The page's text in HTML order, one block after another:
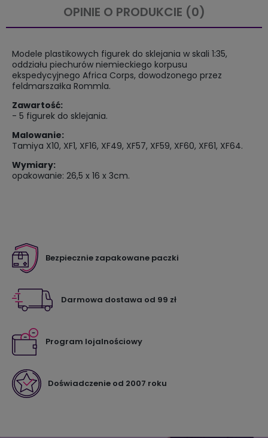
OPINIE O PRODUKCIE (0)
Modele plastikowych figurek do sklejania w skali 1:35,
oddziału piechurów niemieckiego korpusu
ekspedycyjnego Africa Corps, dowodzonego przez
feldmarszałka Rommla.
Zawartość:
- 5 figurek do sklejania.
Malowanie:
Tamiya X10, XF1, XF16, XF49, XF57, XF59, XF60, XF61, XF64.
Wymiary:
opakowanie: 26,5 x 16 x 3cm.
Bezpiecznie zapakowane paczki
Darmowa dostawa od 99 zł
Program lojalnościowy
Doświadczenie od 2007 roku